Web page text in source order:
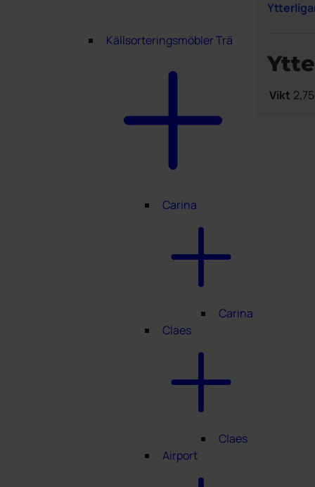
Källsorteringsmöbler Trä
Carina
Carina
Claes
Claes
Airport
Vikt